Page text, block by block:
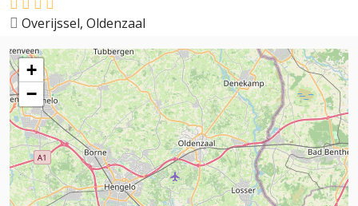
Overijssel, Oldenzaal
+
−